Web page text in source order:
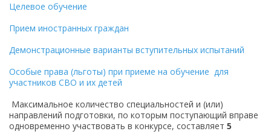
Целевое обучение
Прием иностранных граждан
Демонстрационные варианты вступительных испытаний
Особые права (льготы) при приеме на обучение для
участников СВО и их детей
Максимальное количество специальностей и (или)
направлений подготовки, по которым поступающий вправе
одновременно участвовать в конкурсе, составляет 5